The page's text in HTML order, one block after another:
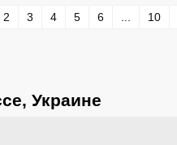
Украине
2 3 4 5 6 10